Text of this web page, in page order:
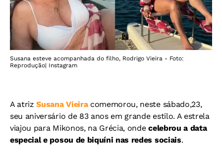
Susana esteve acompanhada do filho, Rodrigo Vieira - Foto:
Reprodução| Instagram
A atrizSusana Vieiracomemorou, neste sábado,23,
seu aniversário de 83 anos em grande estilo. A estrela
viajou para Mikonos, na Grécia, ondecelebrou a data
especial e posou de biquíni nas redes sociais.